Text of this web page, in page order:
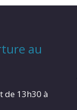
au
de 13h30 à